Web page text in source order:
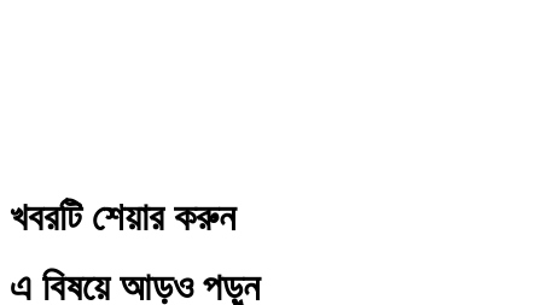
খবরটি শেয়ার করুন
এ বিষয়ে আড়ও পড়ুন